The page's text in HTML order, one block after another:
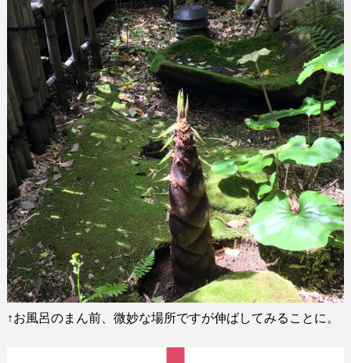
↑お風呂のまん前、微妙な場所ですが伸ばしてみることに。